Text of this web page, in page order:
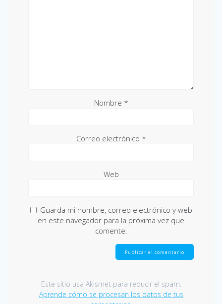
Nombre *
Correo electrónico *
Web
Guarda mi nombre, correo electrónico y web
en este navegador para la próxima vez que
comente.
Este sitio usa Akismet para reducir el spam.
Aprende cómo se procesan los datos de tus